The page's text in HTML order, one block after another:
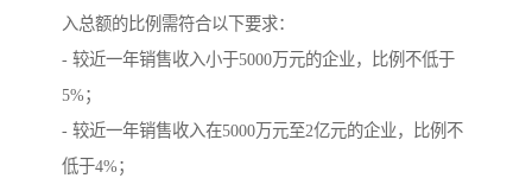
入总额的比例需符合以下要求：
- 较近一年销售收入小于5000万元的企业，比例不低于
5%；
- 较近一年销售收入在5000万元至2亿元的企业，比例不
低于4%；